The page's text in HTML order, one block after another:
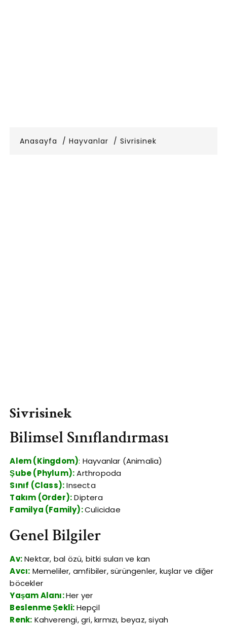
Anasayfa Hayvanlar Sivrisinek
Sivrisinek
Bilimsel Sınıflandırması
Alem (Kingdom): Hayvanlar (Animalia)
Şube (Phylum):Arthropoda
Sınıf (Class):Insecta
Takım (Order):Diptera
Familya (Family):Culicidae
Genel Bilgiler
Av:Nektar, bal özü, bitki suları ve kan
Avcı: Memeliler, amfibiler, sürüngenler, kuşlar ve diğer
böcekler
Yaşam Alanı:Her yer
Beslenme Şekli:Hepçil
Renk: Kahverengi, gri, kırmızı, beyaz, siyah